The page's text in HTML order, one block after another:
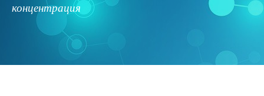
концентрация